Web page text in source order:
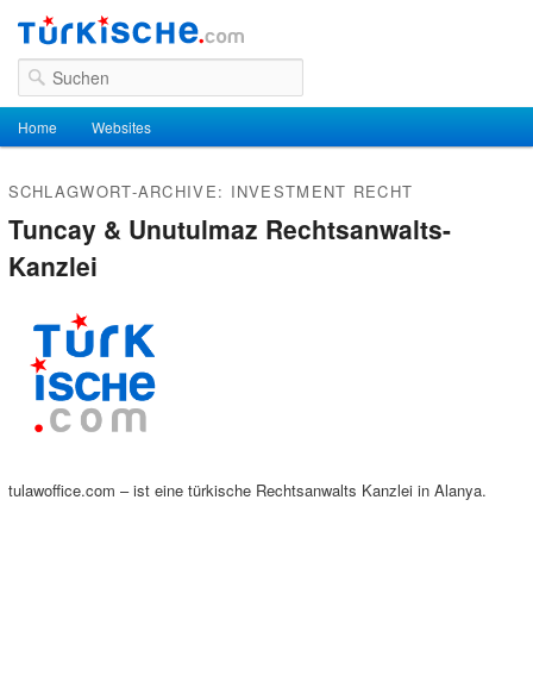
Suchen
Hauptmenü
Zum Inhalt wechseln
Zum sekundären Inhalt wechseln
Home Websites
SCHLAGWORT-ARCHIVE: INVESTMENT RECHT
Tuncay & Unutulmaz Rechtsanwalts-
Kanzlei
tulawoffice.com – ist eine türkische Rechtsanwalts Kanzlei in Alanya.